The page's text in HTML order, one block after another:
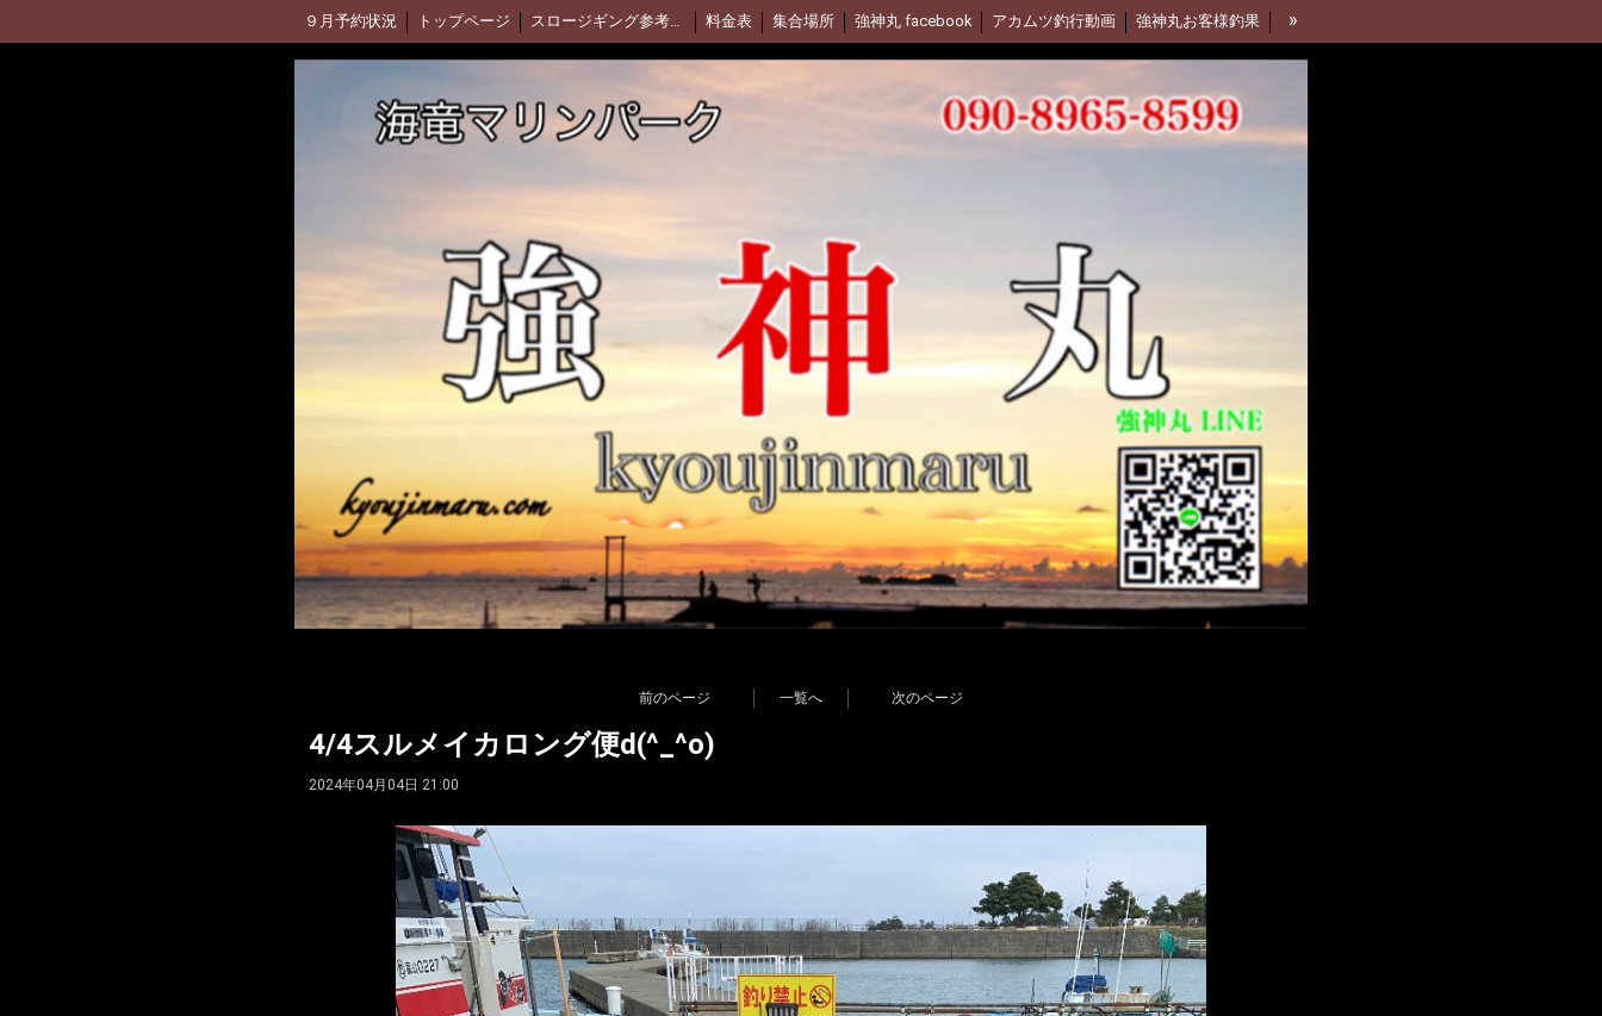
９月予約状況 トップページ スロージギング参考動画(Daiwa) 料金表 集合場所 強神丸 facebook アカムツ釣行動画 強神丸お客様釣果
釣果ブログ(アメブロ)
»
前のページ 一覧へ 次のページ
4/4スルメイカロング便d(^_^o)
2024年04月04日 21:00